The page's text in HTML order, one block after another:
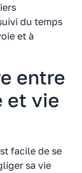
du temps
et à
entre
et vie
facile de se
sa vie